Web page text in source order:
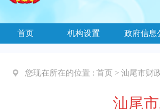
首页 机构设置 政府信息
您现在所在的位置 : 首页 > 汕尾市财
汕尾